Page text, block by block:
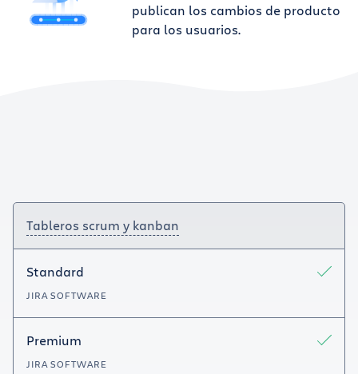
publican los cambios de producto
para los usuarios.
Tableros scrum y kanban
Standard
JIRA SOFTWARE
Premium
JIRA SOFTWARE